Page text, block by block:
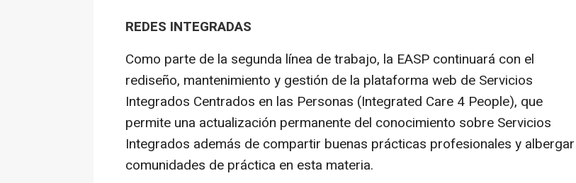
REDES INTEGRADAS
Como parte de la segunda línea de trabajo, la EASP continuará con el
rediseño, mantenimiento y gestión de la plataforma web de Servicios
Integrados Centrados en las Personas (Integrated Care 4 People), que
permite una actualización permanente del conocimiento sobre Servicios
Integrados además de compartir buenas prácticas profesionales y albergar
comunidades de práctica en esta materia.